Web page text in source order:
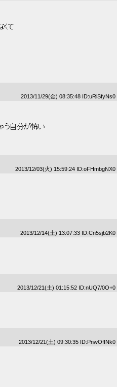
て
2013/11/29(金) 08:35:48 ID:uRiSfyNs0
う自分が怖い
2013/12/03(火) 15:59:24 ID:oFHmbgNX0
2013/12/14(土) 13:07:33 ID:Cn5sjb2K0
2013/12/21(土) 01:15:52 ID:nUQ7/0O+0
2013/12/21(土) 09:30:35 ID:PnwOfINk0